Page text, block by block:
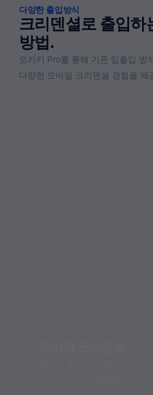
다양한 출입방식
크리덴셜로 출입하
방법.
모카키 Pro를 통해 기존 입출입 방
다양한 모바일 크리덴셜 경험을 제